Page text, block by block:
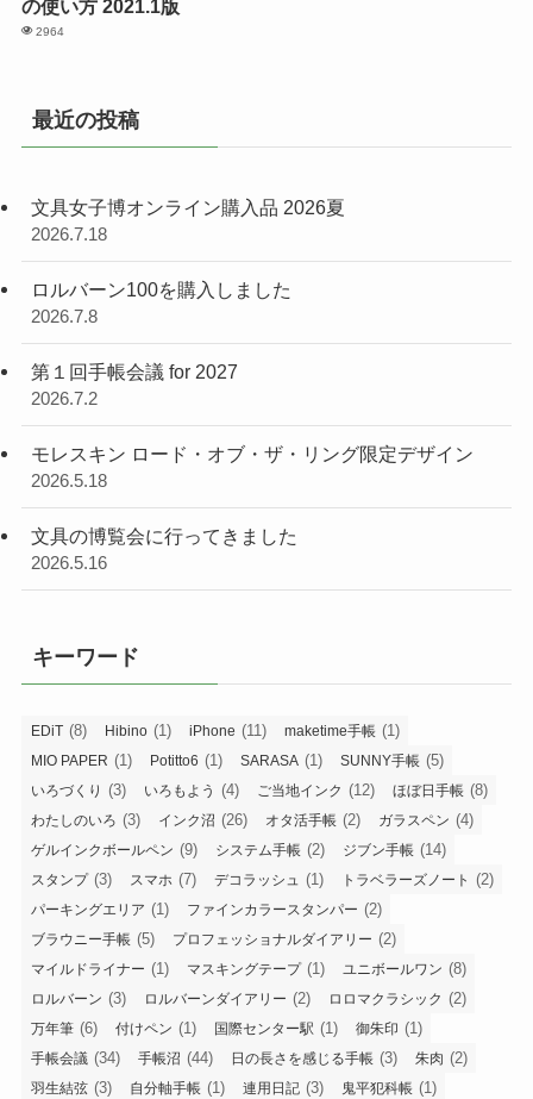
の使い方 2021.1版
2964
最近の投稿
文具女子博オンライン購入品 2026夏
2026.7.18
ロルバーン100を購入しました
2026.7.8
第１回手帳会議 for 2027
2026.7.2
モレスキン ロード・オブ・ザ・リング限定デザイン
2026.5.18
文具の博覧会に行ってきました
2026.5.16
キーワード
EDiT (8) Hibino (1) iPhone (11) maketime手帳 (1)
MIO PAPER (1) Potitto6 (1) SARASA (1) SUNNY手帳 (5)
いろづくり (3) いろもよう (4) ご当地インク (12) ほぼ日手帳 (8)
わたしのいろ (3) インク沼 (26) オタ活手帳 (2) ガラスペン (4)
ゲルインクボールペン (9) システム手帳 (2) ジブン手帳 (14)
スタンプ(3) スマホ (7) デコラッシュ (1) トラベラーズノート (2)
パーキングエリア (1) ファインカラースタンパー (2)
ブラウニー手帳 (5) プロフェッショナルダイアリー (2)
マイルドライナー (1) マスキングテープ(1) ユニボールワン (8)
ロルバーン (3) ロルバーンダイアリー (2) ロロマクラシック (2)
万年筆 (6) 付けペン (1) 国際センター駅 (1) 御朱印 (1)
手帳会議 (34) 手帳沼 (44) 日の長さを感じる手帳 (3) 朱肉 (2)
羽生結弦 (3) 自分軸手帳 (1) 連用日記 (3) 鬼平犯科帳 (1)